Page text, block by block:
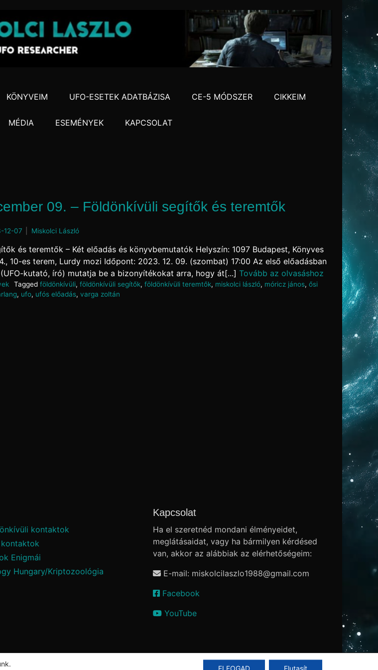
KÖNYVEIM UFO-ESETEK ADATBÁZISA CE-5 MÓDSZER CIKKEIM
MÉDIA ESEMÉNYEK KAPCSOLAT
09. – Földönkívüli segítők és teremtők
12-07by Miskolci László
és teremtők – Két előadás és könyvbemutatók Helyszín: 1097 Budapest, Könyves
10-es terem, Lurdy mozi Időpont: 2023. 12. 09. (szombat) 17:00 Az első előadásban
kutató, író) mutatja be a bizonyítékokat arra, hogy át[...] Tovább az olvasáshoz
Tagged földönkívüli, földönkívüli segítők, földönkívüli teremtők, miskolci lászló, móricz jános, ősi
, ufo, ufós előadás, varga zoltán
kontaktok
Enigmái
Hungary/Kriptozoológia
Kapcsolat
Ha el szeretnéd mondani élményeidet,
meglátásaidat, vagy ha bármilyen kérdésed
van, akkor az alábbiak az elérhetőségeim:
E-mail: miskolcilaszlo1988@gmail.com
Facebook
YouTube
ELFOGAD Elutasít